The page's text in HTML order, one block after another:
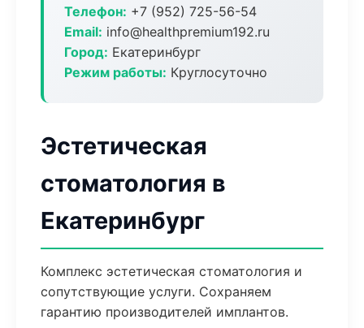
Телефон: +7 (952) 725-56-54
Email: info@healthpremium192.ru
Город: Екатеринбург
Режим работы: Круглосуточно
Эстетическая
стоматология в
Екатеринбург
Комплекс эстетическая стоматология и
сопутствующие услуги. Сохраняем
гарантию производителей имплантов.